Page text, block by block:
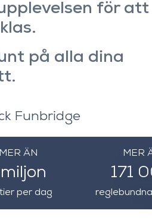
för att
på alla dina
Funbridge
MER ÄN
miljon
per dag
MER
171